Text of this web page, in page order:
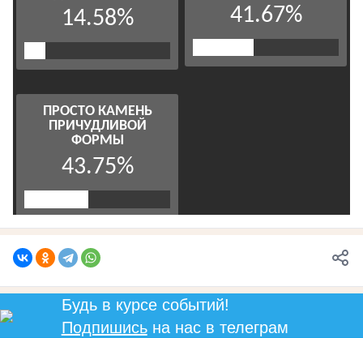
Будь в курсе событий!
Подпишисьна нас в телеграм